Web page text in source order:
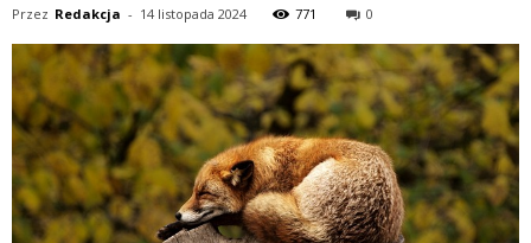
Przez Redakcja - 14 listopada 2024 771 0